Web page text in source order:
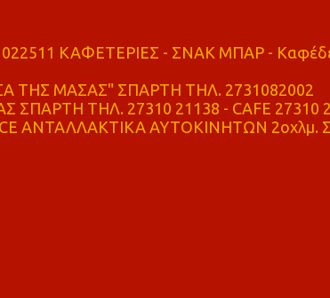
ΚΑΦΕΤΕΡΙΕΣ - ΣΝΑΚ ΜΠΑΡ -
ΤΗΣ ΜΑΣΑΣ" ΣΠΑΡΤΗ ΤΗΛ. 2731082002
ΣΠΑΡΤΗ ΤΗΛ. 27310 21138 - CAFE 27310
ΑΝΤΑΛΛΑΚΤΙΚΑ ΑΥΤΟΚΙΝΗΤΩΝ 2οχλμ.